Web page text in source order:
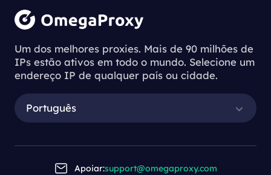
Um dos melhores proxies. Mais de 90 milhões de
IPs estão ativos em todo o mundo. Selecione um
endereço IP de qualquer país ou cidade.
Português
Apoiar:support@omegaproxy.com